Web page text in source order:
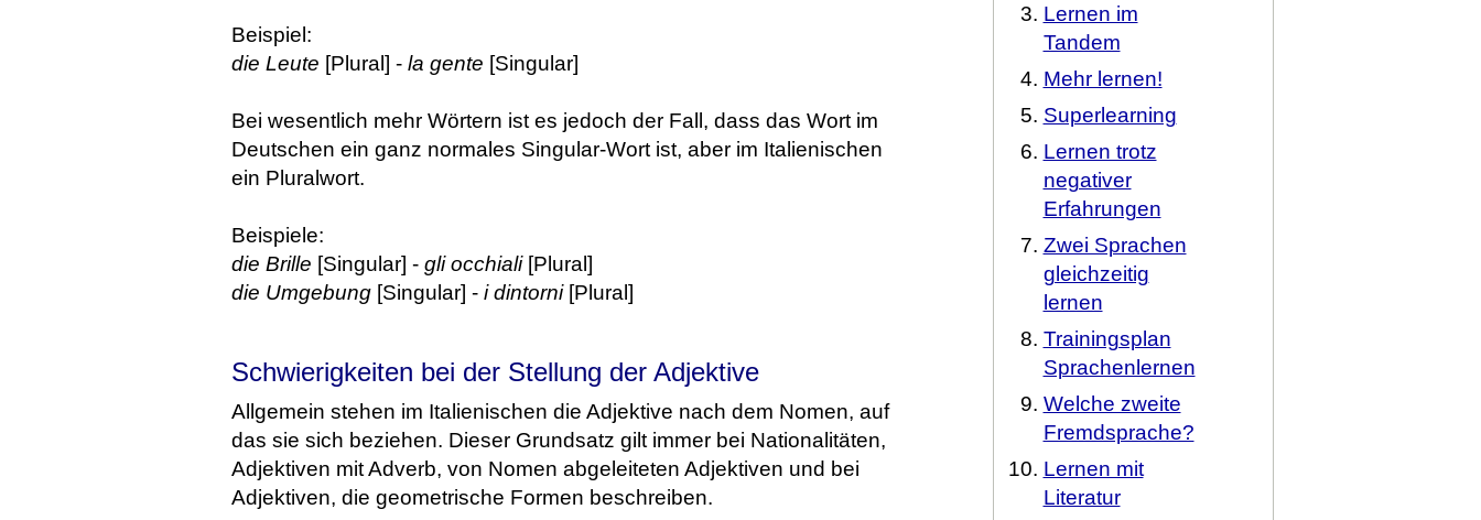
Beispiel:
die Leute [Plural] - la gente [Singular]
Bei wesentlich mehr Wörtern ist es jedoch der Fall, dass das Wort im
Deutschen ein ganz normales Singular-Wort ist, aber im Italienischen
ein Pluralwort.
Beispiele:
die Brille [Singular] - gli occhiali[Plural]
die Umgebung[Singular] - i dintorni[Plural]
Schwierigkeiten bei der Stellung der Adjektive
Allgemein stehen im Italienischen die Adjektive nach dem Nomen, auf
das sie sich beziehen. Dieser Grundsatz gilt immer bei Nationalitäten,
Adjektiven mit Adverb, von Nomen abgeleiteten Adjektiven und bei
Adjektiven, die geometrische Formen beschreiben.
Lernen im
Tandem
Mehr lernen!
Superlearning
Lernen trotz
negativer
Erfahrungen
Zwei Sprachen
gleichzeitig
lernen
Trainingsplan
Sprachenlernen
Welche zweite
Fremdsprache?
Lernen mit
Literatur